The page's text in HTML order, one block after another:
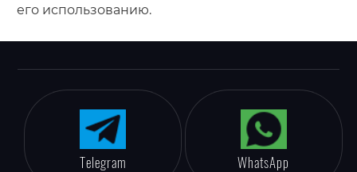
его использованию.
Telegram WhatsApp